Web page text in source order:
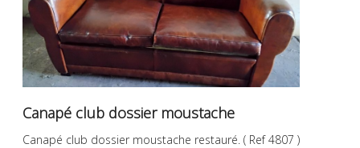
Canapé club dossier moustache
Canapé club dossier moustache restauré. ( Ref 4807 )